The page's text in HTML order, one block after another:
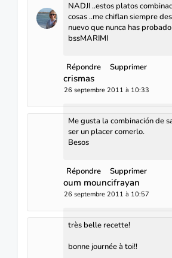
NADJI ..estos platos
cosas ..me chiflan siempre
nuevo que nunca has
bssMARIMI
Répondre Supprimer
crismas
26 septembre 2011 à 10:33
Me gusta la combinación de
ser un placer comerlo.
Besos
Répondre Supprimer
oum mouncifrayan
26 septembre 2011 à 10:57
très belle recette!
bonne journée à toi!!